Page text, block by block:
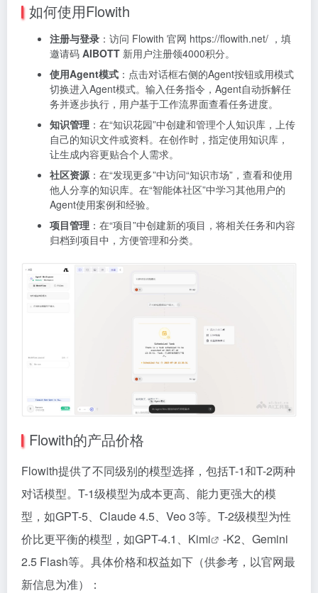
如何使用Flowith
注册与登录 ：访问 Flowith 官网 https://flowith.net/ ，填
邀请码 AIBOTT 新用户注册领4000积分。
使用Agent模式 ：点击对话框右侧的Agent按钮或用模式
切换进入Agent模式。输入任务指令，Agent自动拆解任
务并逐步执行，用户基于工作流界面查看任务进度。
知识管理 ：在“知识花园”中创建和管理个人知识库，上传
自己的知识文件或资料。在创作时，指定使用知识库，
让生成内容更贴合个人需求。
社区资源 ：在“发现更多”中访问“知识市场”，查看和使用
他人分享的知识库。在“智能体社区”中学习其他用户的
Agent使用案例和经验。
项目管理 ：在“项目”中创建新的项目，将相关任务和内容
归档到项目中，方便管理和分类。
Flowith的产品价格
Flowith提供了不同级别的模型选择，包括T-1和T-2两种
对话模型。T-1级模型为成本更高、能力更强大的模
型，如GPT-5、Claude 4.5、Veo 3等。T-2级模型为性
价比更平衡的模型，如GPT-4.1、 Kimi
-K2、Gemini
2.5 Flash等。具体价格和权益如下（供参考，以官网最
新信息为准）：